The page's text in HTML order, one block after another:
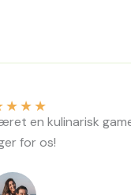
★★★
en kulinarisk
for os!